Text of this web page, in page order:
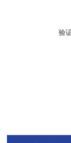
验